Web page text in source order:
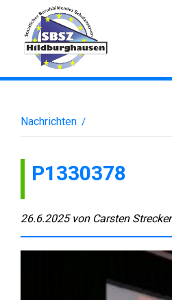
Nachrichten /
P1330378
26.6.2025 von Carsten Strecker